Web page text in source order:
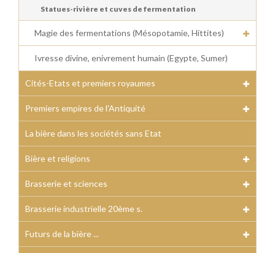
Statues-rivière et cuves de fermentation
Magie des fermentations (Mésopotamie, Hittites)
Ivresse divine, enivrement humain (Egypte, Sumer)
Cités-Etats et premiers royaumes
Premiers empires de l'Antiquité
La bière dans les sociétés sans Etat
Bière et religions
Brasserie et sciences
Brasserie industrielle 20ème s.
Futurs de la bière ...